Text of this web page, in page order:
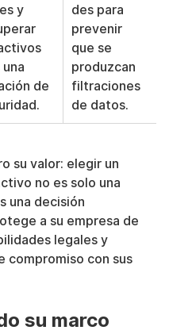
y
de
des para
prevenir
que se
produzcan
filtraciones
de datos.
su valor: elegir un
no es solo una
una decisión
a su empresa de
legales y
compromiso con sus
su marco